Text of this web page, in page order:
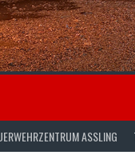
ASSLING